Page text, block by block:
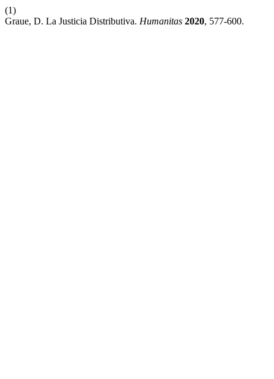
(1)
Graue, D. La Justicia Distributiva. Humanitas 2020, 577-600.